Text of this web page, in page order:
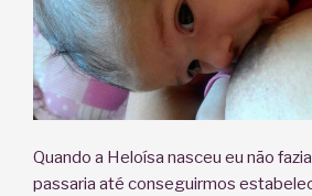
Quando a Heloísa nasceu eu não
passaria até conseguirmos